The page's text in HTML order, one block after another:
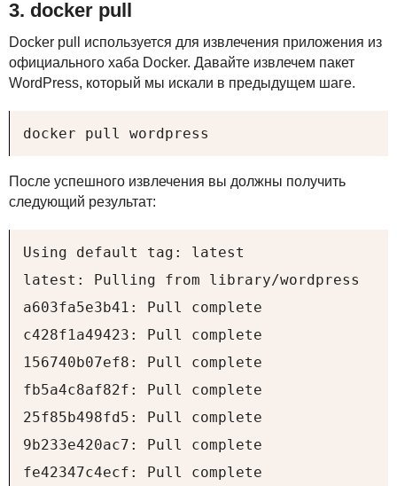
3. docker pull
Docker pull используется для извлечения приложения из
официального хаба Docker. Давайте извлечем пакет
WordPress, который мы искали в предыдущем шаге.
docker pull wordpress
После успешного извлечения вы должны получить
следующий результат:
Using default tag: latest
latest: Pulling from library/wordpress
a603fa5e3b41: Pull complete
c428f1a49423: Pull complete
156740b07ef8: Pull complete
fb5a4c8af82f: Pull complete
25f85b498fd5: Pull complete
9b233e420ac7: Pull complete
fe42347c4ecf: Pull complete